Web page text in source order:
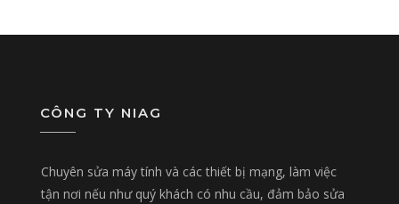
CÔNG TY NIAG
Chuyên sửa máy tính và các thiết bị mạng, làm việc
tận nơi nếu như quý khách có nhu cầu, đảm bảo sửa